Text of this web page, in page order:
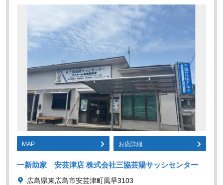
MAP お店詳細
一新助家 安芸津店 株式会社三協芸陽サッシセンター
広島県東広島市安芸津町風早3103